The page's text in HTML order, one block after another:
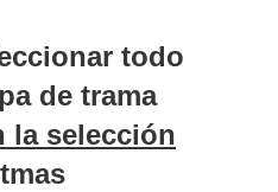
todo
de trama
la selección